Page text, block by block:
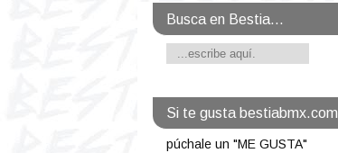
Busca en Bestia...
Si te gusta bestiabmx.com
púchale un "ME GUSTA"